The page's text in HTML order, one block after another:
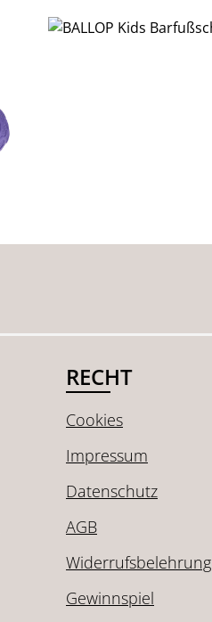
RECHT
Cookies
Impressum
Datenschutz
AGB
Widerrufsbelehrung
Gewinnspiel